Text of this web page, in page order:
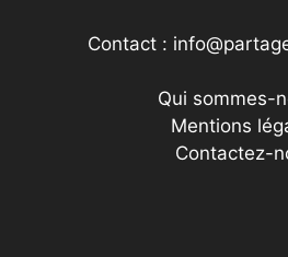
Contact :
Qui sommes-
Mentions
Contactez-